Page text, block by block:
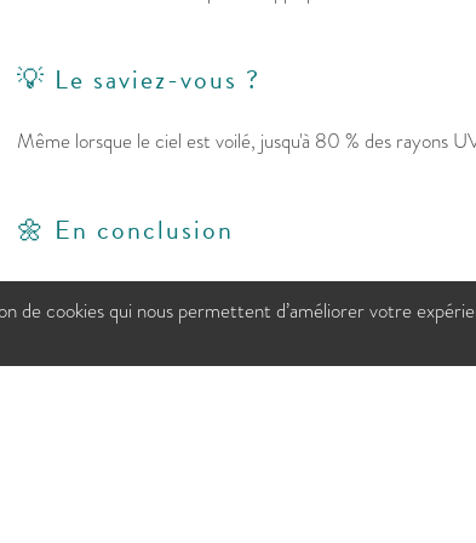
💡 Le saviez-vous ?
Même lorsque le ciel est voilé, jusqu'à 80 % des rayons
🌼 En conclusion
Le soleil est excellent pour le moral... mais il mérite un
sa crème solaire, c'est un peu comme choisir ses
de cookies qui nous permettent d’améliorer votre